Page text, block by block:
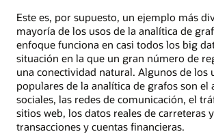
River
Wild
con
Kevin
Bacon.
Este es, por supuesto, un ejemplo más
mayoría de los usos de la analítica de
enfoque funciona en casi todos los big
situación en la que un gran número de
una conectividad natural. Algunos de los
populares de la analítica de grafos son el
sociales, las redes de comunicación, el
sitios web, los datos reales de carreteras
transacciones y cuentas financieras.